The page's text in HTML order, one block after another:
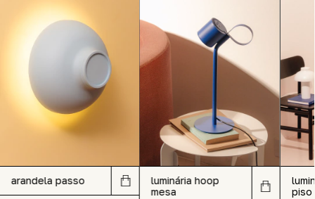
arandela passo
luminária hoop
mesa
piso